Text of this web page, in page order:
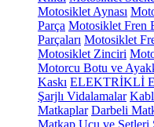
Motosiklet Aynası
Parça Motosiklet Fren
Parçaları Motosiklet
Motosiklet Zinciri
Motorcu Botu ve
Kaskı ELEKTRİKLİ
Şarjlı Vidalamalar
Matkaplar Darbeli
Matkap Ucu ve Setleri